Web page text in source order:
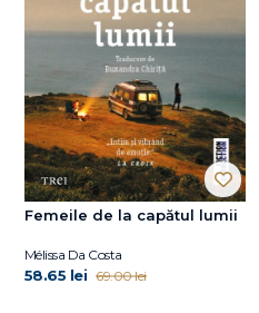
Femeile de la capătul lumii
Mélissa Da Costa
58.65 lei 69.00 lei